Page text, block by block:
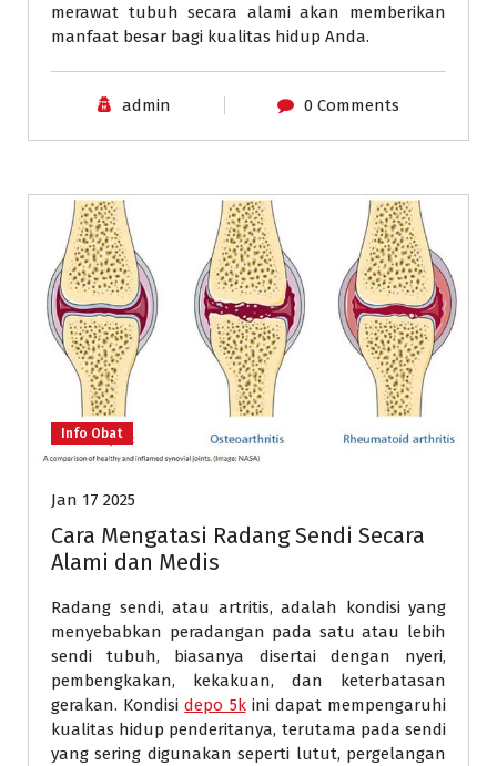
merawat tubuh secara alami akan memberikan
manfaat besar bagi kualitas hidup Anda.
admin 0 Comments
Info Obat
Jan 17 2025
Cara Mengatasi Radang Sendi Secara
Alami dan Medis
Radang sendi, atau artritis, adalah kondisi yang
menyebabkan peradangan pada satu atau lebih
sendi tubuh, biasanya disertai dengan nyeri,
pembengkakan, kekakuan, dan keterbatasan
gerakan. Kondisidepo 5kini dapat mempengaruhi
kualitas hidup penderitanya, terutama pada sendi
yang sering digunakan seperti lutut, pergelangan